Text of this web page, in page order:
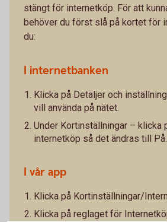
stängt för internetköp. För att
behöver du först slå på kortet för
du:
I internetbanken
Klicka på Detaljer och
vill använda på nätet.
Under Kortinställningar – klicka
internetköp så det ändras till På.
I vår app
Klicka på Kortinställningar/
Klicka på reglaget för